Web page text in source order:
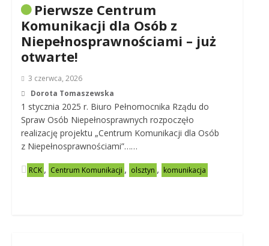
Pierwsze Centrum
Komunikacji dla Osób z
Niepełnosprawnościami – już
otwarte!
3 czerwca, 2026
Dorota Tomaszewska
1 stycznia 2025 r. Biuro Pełnomocnika Rządu do
Spraw Osób Niepełnosprawnych rozpoczęło
realizację projektu „Centrum Komunikacji dla Osób
z Niepełnosprawnościami”……
RCK , Centrum Komunikacji , olsztyn , komunikacja